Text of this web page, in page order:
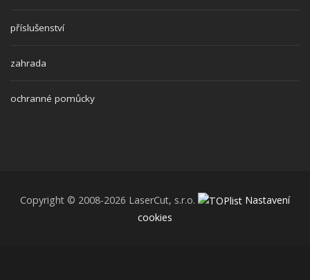
příslušenství
zahrada
ochranné pomůcky
Copyright © 2008-2026 LaserCut, s.r.o.
Nastavení
cookies